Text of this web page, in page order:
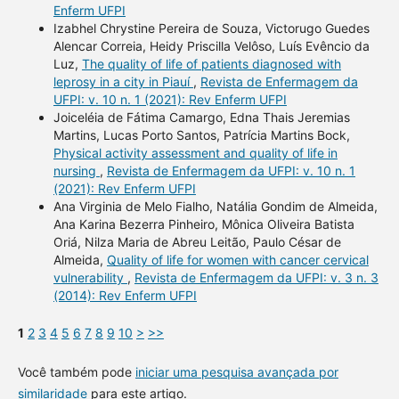
Enferm UFPI
Izabhel Chrystine Pereira de Souza, Victorugo Guedes
Alencar Correia, Heidy Priscilla Velôso, Luís Evêncio da
Luz, The quality of life of patients diagnosed with
leprosy in a city in Piauí , Revista de Enfermagem da
UFPI: v. 10 n. 1 (2021): Rev Enferm UFPI
Joiceléia de Fátima Camargo, Edna Thais Jeremias
Martins, Lucas Porto Santos, Patrícia Martins Bock,
Physical activity assessment and quality of life in
nursing , Revista de Enfermagem da UFPI: v. 10 n. 1
(2021): Rev Enferm UFPI
Ana Virginia de Melo Fialho, Natália Gondim de Almeida,
Ana Karina Bezerra Pinheiro, Mônica Oliveira Batista
Oriá, Nilza Maria de Abreu Leitão, Paulo César de
Almeida, Quality of life for women with cancer cervical
vulnerability , Revista de Enfermagem da UFPI: v. 3 n. 3
(2014): Rev Enferm UFPI
1 2 3 4 5 6 7 8 9 10 > >>
Você também pode iniciar uma pesquisa avançada por
similaridadepara este artigo.